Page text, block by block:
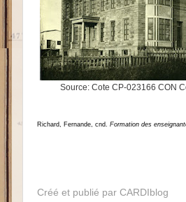
Source: Cote CP-023166 CON
Richard, Fernande, cnd. Formation des
Créé et publié par CARDIblog